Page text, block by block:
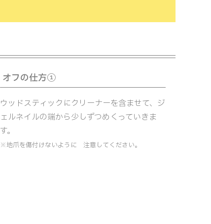
オフの仕方①
ウッドスティックにクリーナーを含ませて、ジ
ェルネイルの端から少しずつめくっていきま
す。
※地爪を傷付けないように 注意してください。